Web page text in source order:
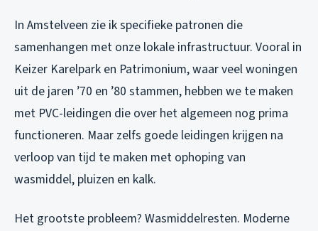
In Amstelveen zie ik specifieke patronen die
samenhangen met onze lokale infrastructuur. Vooral in
Keizer Karelpark en Patrimonium, waar veel woningen
uit de jaren ’70 en ’80 stammen, hebben we te maken
met PVC-leidingen die over het algemeen nog prima
functioneren. Maar zelfs goede leidingen krijgen na
verloop van tijd te maken met ophoping van
wasmiddel, pluizen en kalk.
Het grootste probleem? Wasmiddelresten. Moderne